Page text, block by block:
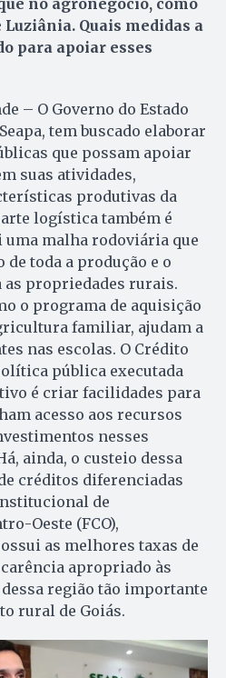
no agronegócio, como
Quais medidas a
para apoiar esses
– O Governo do Estado
tem buscado elaborar
que possam apoiar
suas atividades,
produtivas da
logística também é
malha rodoviária que
de toda a produção e o
propriedades rurais.
o programa de aquisição
familiar, ajudam a
nas escolas. O Crédito
pública executada
é criar facilidades para
acesso aos recursos
nesses
ainda, o custeio dessa
créditos diferenciadas
de
Oeste (FCO),
as melhores taxas de
apropriado às
região tão importante
rural de Goiás.